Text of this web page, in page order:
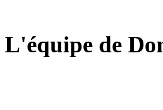
L'équipe de